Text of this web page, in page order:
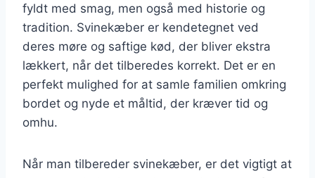
fyldt med smag, men også med historie og
tradition. Svinekæber er kendetegnet ved
deres møre og saftige kød, der bliver ekstra
lækkert, når det tilberedes korrekt. Det er en
perfekt mulighed for at samle familien omkring
bordet og nyde et måltid, der kræver tid og
omhu.
Når man tilbereder svinekæber, er det vigtigt at